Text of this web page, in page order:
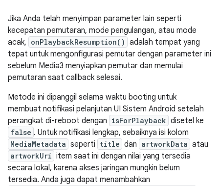
Jika Anda telah menyimpan parameter lain seperti
kecepatan pemutaran, mode pengulangan, atau mode
acak, onPlaybackResumption() adalah tempat yang
tepat untuk mengonfigurasi pemutar dengan parameter ini
sebelum Media3 menyiapkan pemutar dan memulai
pemutaran saat callback selesai.
Metode ini dipanggil selama waktu booting untuk
membuat notifikasi pelanjutan UI Sistem Android setelah
perangkat di-reboot dengan isForPlayback disetel ke
false . Untuk notifikasi lengkap, sebaiknya isi kolom
MediaMetadata seperti title dan artworkData atau
artworkUri item saat ini dengan nilai yang tersedia
secara lokal, karena akses jaringan mungkin belum
tersedia. Anda juga dapat menambahkan